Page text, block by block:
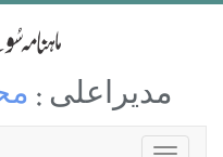
مدیراعلی :